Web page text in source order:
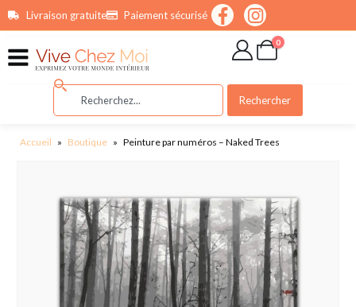
principalLivraison gratuite Paiement sécurisé
0
Rechercher
Accueil » Boutique » Peinture par numéros – Naked Trees